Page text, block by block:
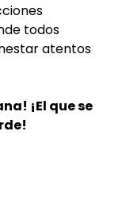
todos
atentos
¡El que se